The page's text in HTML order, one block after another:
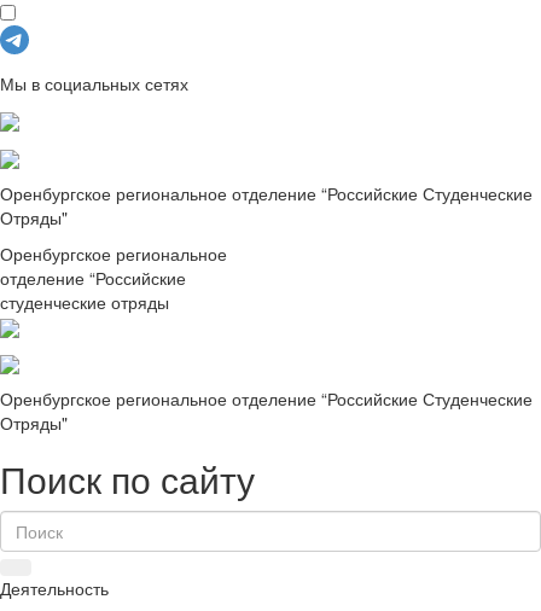
Мы в социальных сетях
Оренбургское региональное отделение “Российские Студенческие
Отряды"
Оренбургское региональное
отделение “Российские
студенческие отряды
Оренбургское региональное отделение “Российские Студенческие
Отряды"
Поиск по сайту
Деятельность